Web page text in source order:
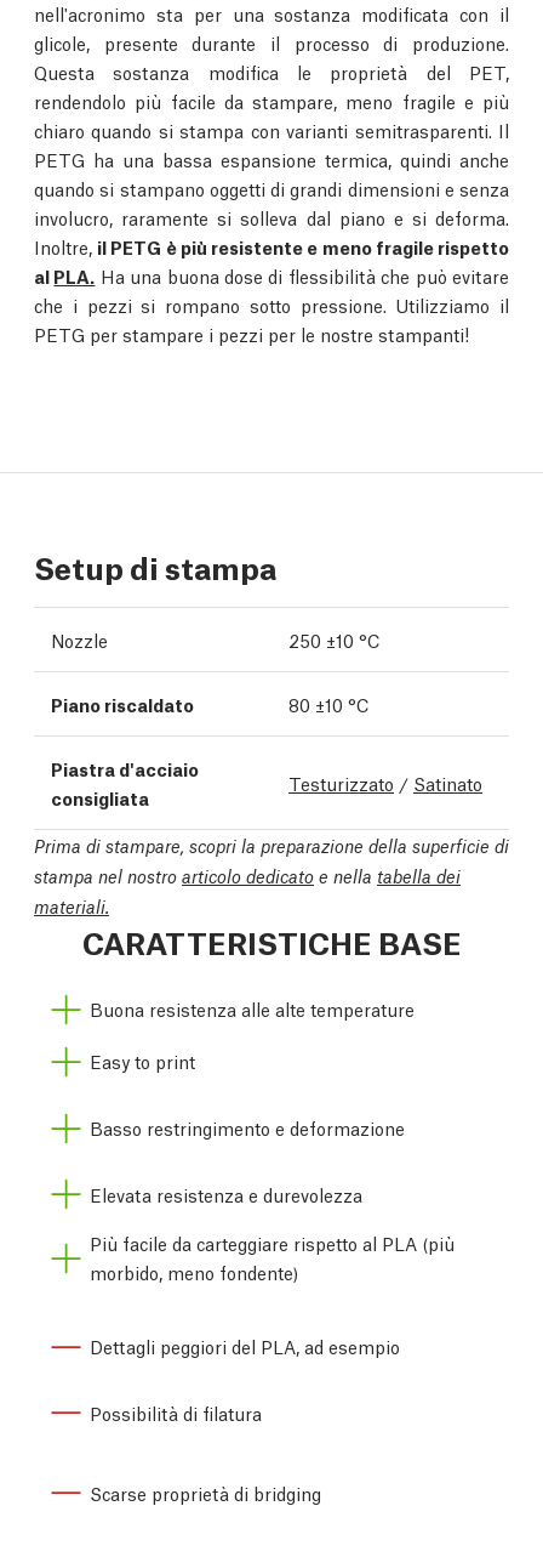
nell'acronimo sta per una sostanza modificata con il
glicole, presente durante il processo di produzione.
Questa sostanza modifica le proprietà del PET,
rendendolo più facile da stampare, meno fragile e più
chiaro quando si stampa con varianti semitrasparenti. Il
PETG ha una bassa espansione termica, quindi anche
quando si stampano oggetti di grandi dimensioni e senza
involucro, raramente si solleva dal piano e si deforma.
Inoltre, il PETG è più resistente e meno fragile rispetto
al PLA. Ha una buona dose di flessibilità che può evitare
che i pezzi si rompano sotto pressione. Utilizziamo il
PETG per stampare i pezzi per le nostre stampanti!
Setup di stampa
Nozzle 250 ±10 °C
Piano riscaldato 80 ±10 °C
Piastra d'acciaio
consigliata
Testurizzato / Satinato
Prima di stampare, scopri la preparazione della superficie di
stampa nel nostro articolo dedicato e nella tabella dei
materiali.
CARATTERISTICHE BASE
Buona resistenza alle alte temperature
Easy to print
Basso restringimento e deformazione
Elevata resistenza e durevolezza
Più facile da carteggiare rispetto al PLA (più
morbido, meno fondente)
Dettagli peggiori del PLA, ad esempio
Possibilità di filatura
Scarse proprietà di bridging